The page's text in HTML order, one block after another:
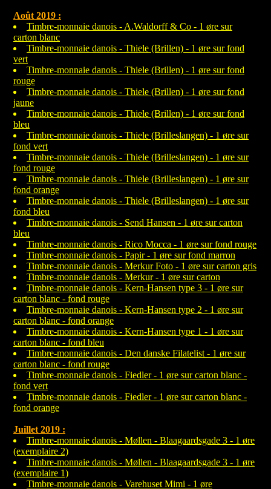
Août 2019 :
Timbre-monnaie danois - A.Waldorff & Co - 1 øre sur
carton blanc
Timbre-monnaie danois - Thiele (Brillen) - 1 øre sur fond
vert
Timbre-monnaie danois - Thiele (Brillen) - 1 øre sur fond
rouge
Timbre-monnaie danois - Thiele (Brillen) - 1 øre sur fond
jaune
Timbre-monnaie danois - Thiele (Brillen) - 1 øre sur fond
bleu
Timbre-monnaie danois - Thiele (Brilleslangen) - 1 øre sur
fond vert
Timbre-monnaie danois - Thiele (Brilleslangen) - 1 øre sur
fond rouge
Timbre-monnaie danois - Thiele (Brilleslangen) - 1 øre sur
fond orange
Timbre-monnaie danois - Thiele (Brilleslangen) - 1 øre sur
fond bleu
Timbre-monnaie danois - Send Hansen - 1 øre sur carton
bleu
Timbre-monnaie danois - Rico Mocca - 1 øre sur fond rouge
Timbre-monnaie danois - Papir - 1 øre sur fond marron
Timbre-monnaie danois - Merkur Foto - 1 øre sur carton gris
Timbre-monnaie danois - Merkur - 1 øre sur carton
Timbre-monnaie danois - Kern-Hansen type 3 - 1 øre sur
carton blanc - fond rouge
Timbre-monnaie danois - Kern-Hansen type 2 - 1 øre sur
carton blanc - fond orange
Timbre-monnaie danois - Kern-Hansen type 1 - 1 øre sur
carton blanc - fond bleu
Timbre-monnaie danois - Den danske Filatelist - 1 øre sur
carton blanc - fond rouge
Timbre-monnaie danois - Fiedler - 1 øre sur carton blanc -
fond vert
Timbre-monnaie danois - Fiedler - 1 øre sur carton blanc -
fond orange
Juillet 2019 :
Timbre-monnaie danois - Møllen - Blaagaardsgade 3 - 1 øre
(exemplaire 2)
Timbre-monnaie danois - Møllen - Blaagaardsgade 3 - 1 øre
(exemplaire 1)
Timbre-monnaie danois - Varehuset Mimi - 1 øre